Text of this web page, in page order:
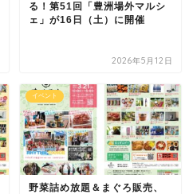
る！第51回「豊洲場外マルシ
ェ」が16日（土）に開催
2026年5月12日
イベント
野菜詰め放題＆まぐろ販売、